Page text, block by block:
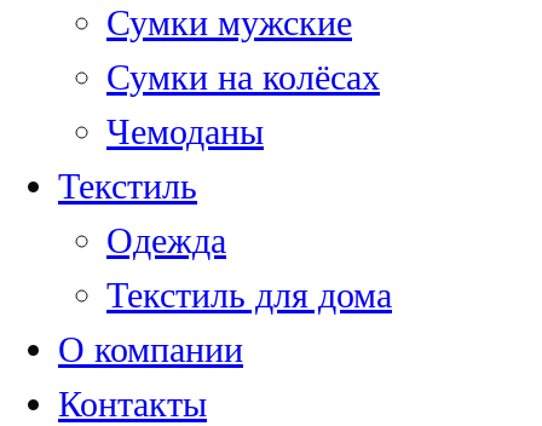
Сумки мужские
Сумки на колёсах
Чемоданы
Текстиль
Одежда
Текстиль для дома
О компании
Контакты